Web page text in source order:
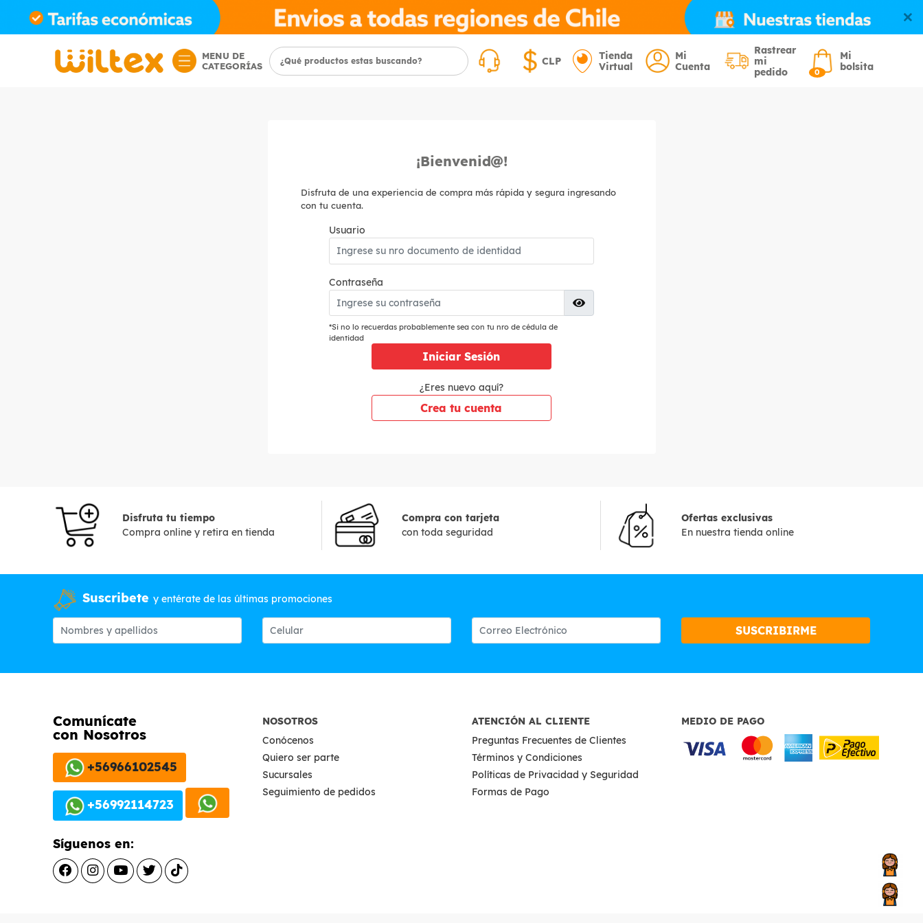
MENU DE
CATEGORÍAS
CLP
Tienda
Virtual
Mi
Cuenta
Rastrear
mi
pedido
0
Mi
bolsita
¡Bienvenid !
Disfruta de una experiencia de compra más rápida y segura ingresando
con tu cuenta.
Usuario
Contraseña
*Si no lo recuerdas probablemente sea con tu nro de cédula de
identidad
Iniciar Sesión
¿Eres nuevo aquí?
Crea tu cuenta
Disfruta tu tiempo
Compra online y retira en tienda
Compra con tarjeta
con toda seguridad
Ofertas exclusivas
En nuestra tienda online
Suscribete y entérate de las últimas promociones
SUSCRIBIRME
Comunícate
con Nosotros
+56966102545
+56992114723
Síguenos en:
NOSOTROS
Conócenos
Quiero ser parte
Sucursales
Seguimiento de pedidos
ATENCIÓN AL CLIENTE
Preguntas Frecuentes de Clientes
Términos y Condiciones
Políticas de Privacidad y Seguridad
Formas de Pago
MEDIO DE PAGO